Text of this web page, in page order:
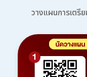
วางแผนการเต